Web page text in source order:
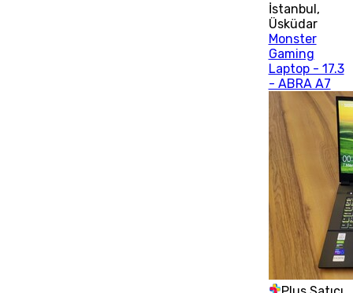
İstanbul,
Üsküdar
Monster
Gaming
Laptop - 17.3
- ABRA A7